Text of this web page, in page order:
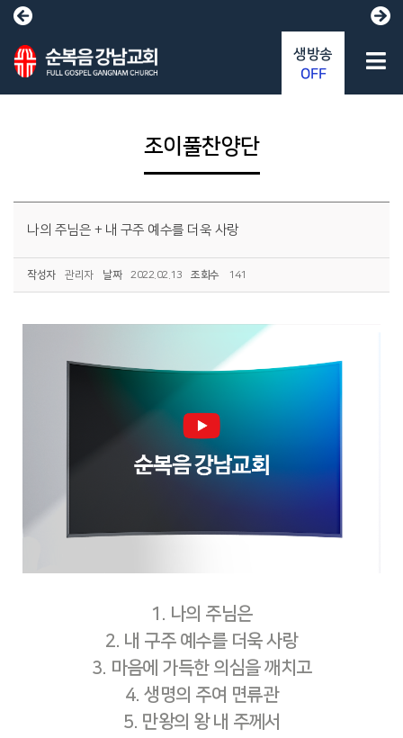
조이풀찬양단
나의 주님은 + 내 구주 예수를 더욱 사랑
작성자 관리자 날짜 2022.02.13 조회수 141
1. 나의 주님은
2. 내 구주 예수를 더욱 사랑
3. 마음에 가득한 의심을 깨치고
4. 생명의 주여 면류관
5. 만왕의 왕 내 주께서
생방송
OFF